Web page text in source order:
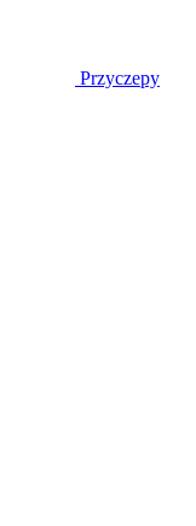
Przyczepy